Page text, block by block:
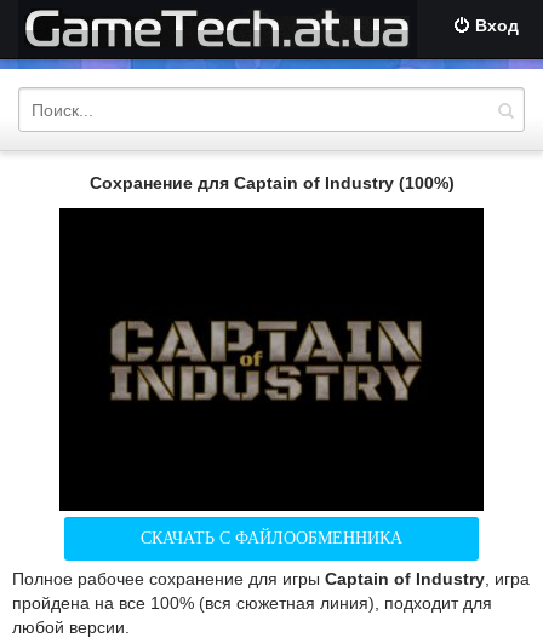
Вход
Сохранение для Captain of Industry (100%)
СКАЧАТЬ С ФАЙЛООБМЕННИКА
Полное рабочее сохранение для игры Captain of Industry , игра
пройдена на все 100% (вся сюжетная линия), подходит для
любой версии.